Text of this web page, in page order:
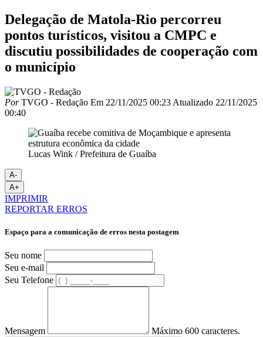
Delegação de Matola-Rio percorreu
pontos turísticos, visitou a CMPC e
discutiu possibilidades de cooperação com
o município
PorTVGO - Redação Em 22/11/2025 00:23 Atualizado 22/11/2025
00:40
Lucas Wink / Prefeitura de Guaíba
A-
A+
IMPRIMIR
REPORTAR ERROS
Espaço para a comunicação de erros nesta postagem
Seu nome
Seu e-mail
Seu Telefone
Mensagem Máximo 600 caracteres.